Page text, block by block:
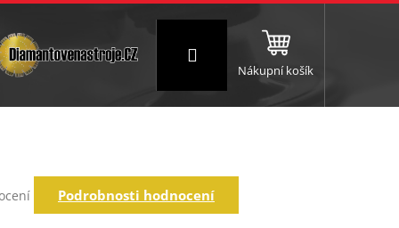
Brusné a leštící válce
Přihlášení
Nákupní košík
Podrobnosti hodnocení